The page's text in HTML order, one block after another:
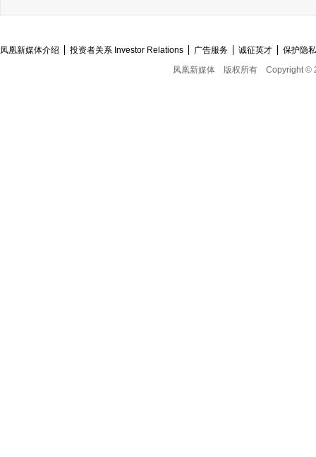
凤凰新媒体介绍 投资者关系 Investor Relations 广告服务 诚征英才
保护隐
凤凰新媒体
版权所有 Copyright ©